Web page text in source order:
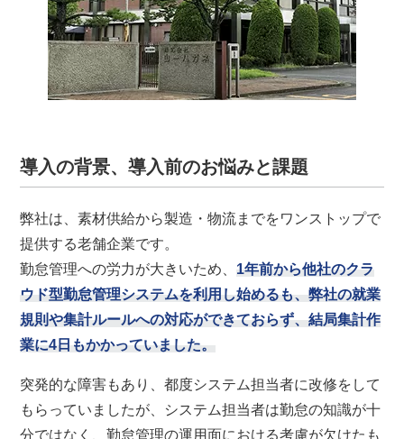
導入の背景、導入前のお悩みと課題
弊社は、素材供給から製造・物流までをワンストップで
提供する老舗企業です。
勤怠管理への労力が大きいため、 1年前から他社のクラ
ウド型勤怠管理システムを利用し始めるも、弊社の就業
規則や集計ルールへの対応ができておらず、結局集計作
業に4日もかかっていました。
突発的な障害もあり、都度システム担当者に改修をして
もらっていましたが、システム担当者は勤怠の知識が十
分ではなく、勤怠管理の運用面における考慮が欠けたも